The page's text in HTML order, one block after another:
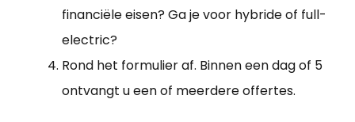
financiële eisen? Ga je voor hybride of full-
electric?
Rond het formulier af. Binnen een dag of 5
ontvangt u een of meerdere offertes.